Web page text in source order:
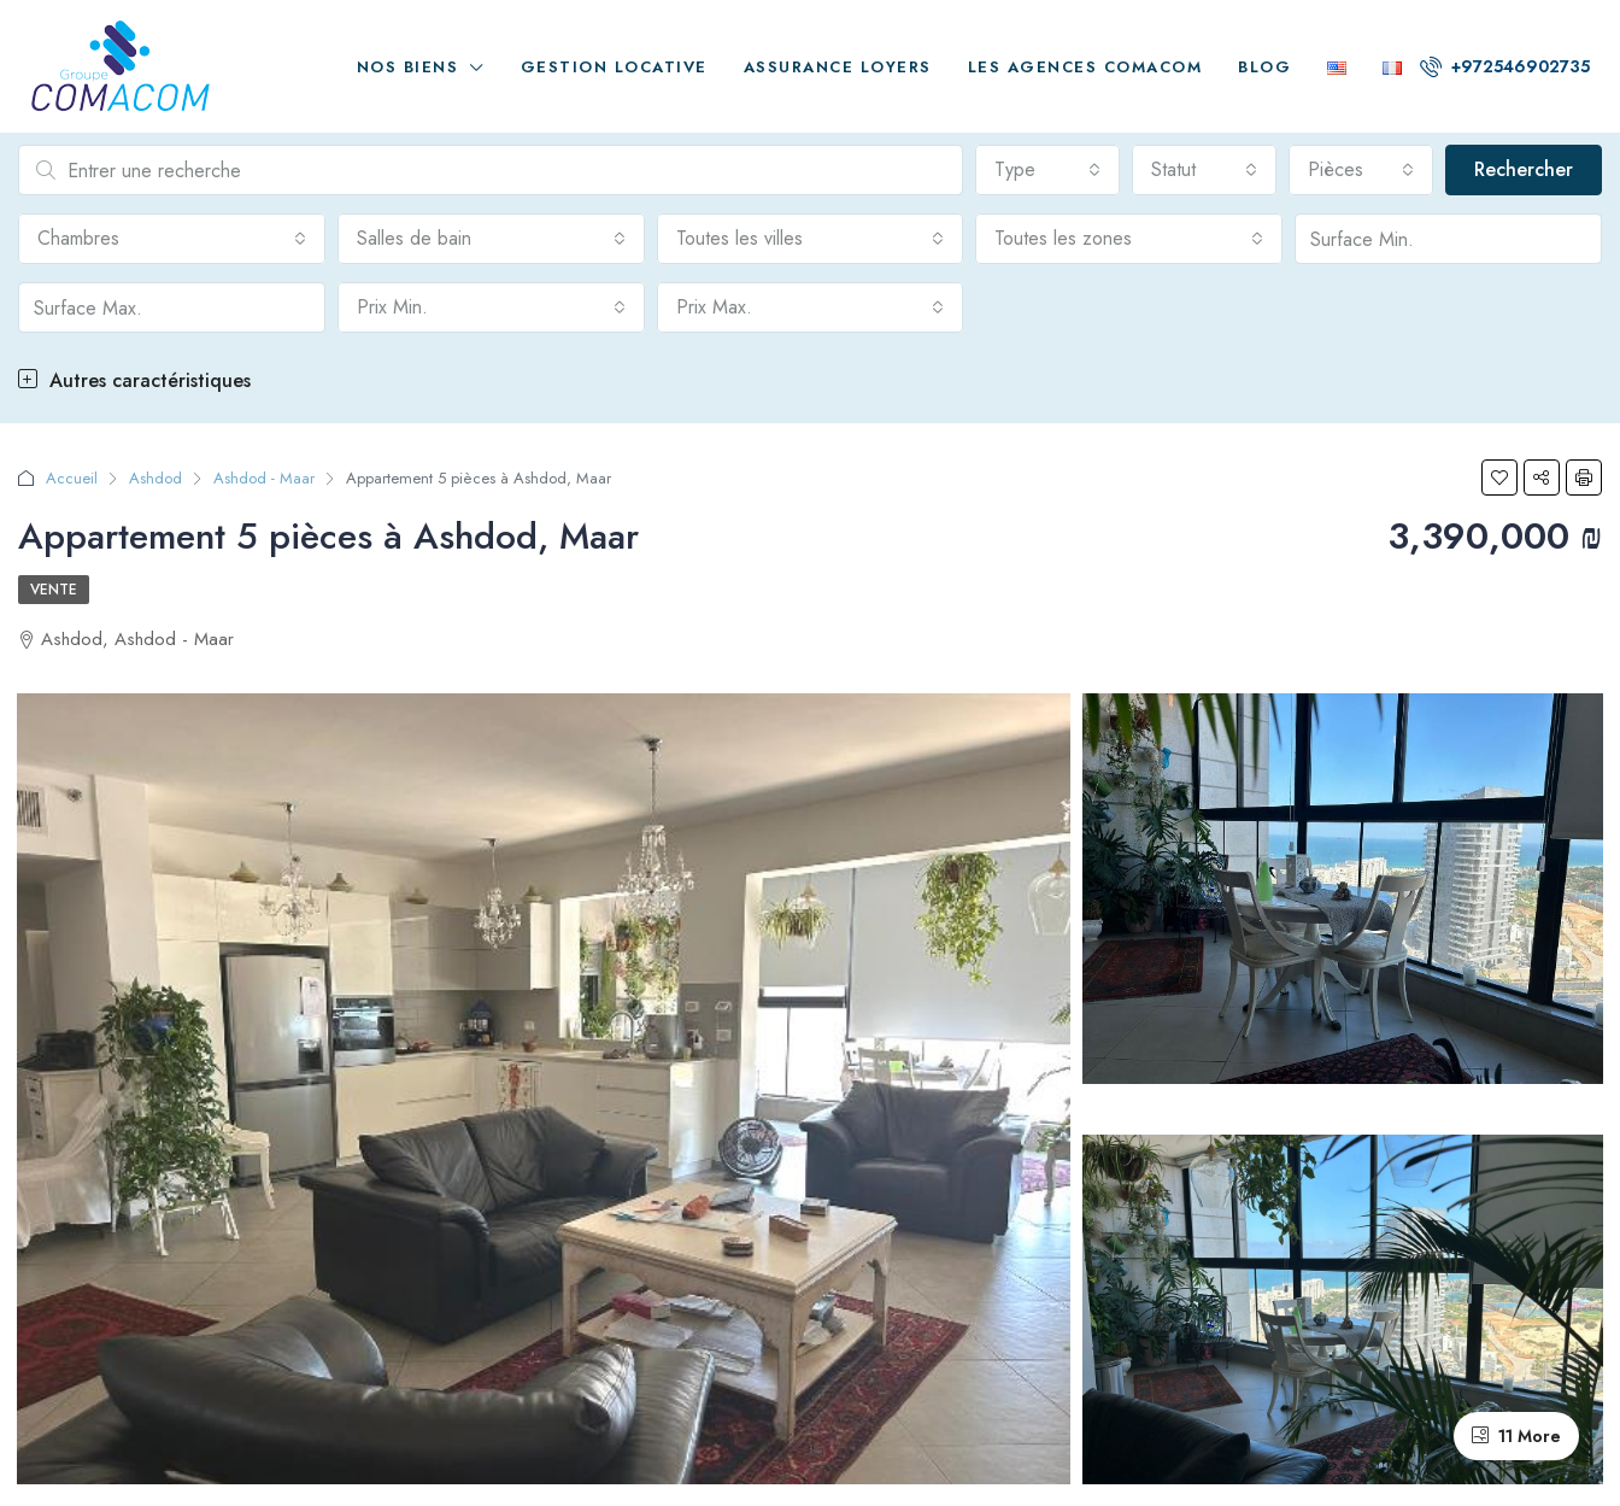
NOS BIENS GESTION LOCATIVE ASSURANCE LOYERS LES AGENCES COMACOM BLOG +972546902735
Type Statut Pièces Rechercher
Chambres Salles de bain Toutes les villes Toutes les zones
Prix Min. Prix Max.
Autres caractéristiques
Accueil Ashdod Ashdod - Maar Appartement 5 pièces à Ashdod, Maar
Appartement 5 pièces à Ashdod, Maar 3,390,000 ₪
VENTE
Ashdod, Ashdod - Maar
11 More